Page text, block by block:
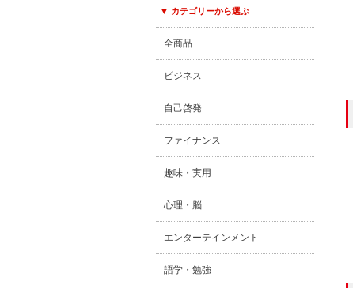
▼ カテゴリーから選ぶ
全商品
ビジネス
自己啓発
ファイナンス
趣味・実用
心理・脳
エンターテインメント
語学・勉強